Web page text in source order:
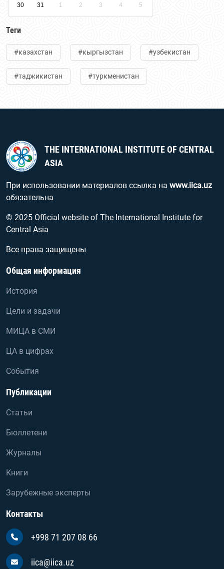
30 31 1 2 3 4 5
Теги
#казахстан #кыргызстан #узбекистан
#таджикистан #туркменистан
THE INTERNATIONAL INSTITUTE OF CENTRAL
ASIA
При использовании материалов ссылка на www.iica.uz
обязательна
© 2025 Official website of The International Institute for
Central Asia
Все права защищены
Общая информация
История
Цели и задачи
МИЦА в СМИ
ЦА в цифрах
События
Публикации
Статьи
Бюллетени
Журналы
Книги
Зарубежные эксперты
Контакты
+998 71 207 08 66
iica@iica.uz